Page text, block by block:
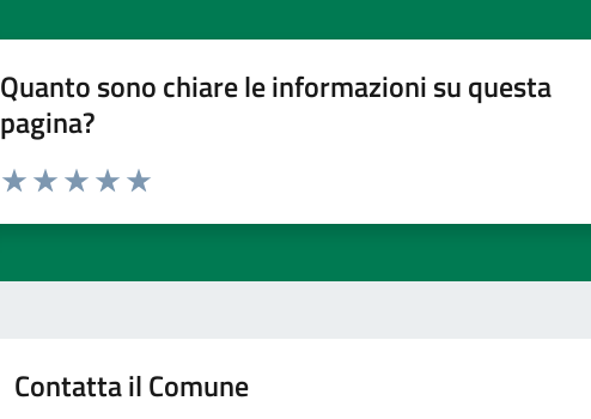
Quanto sono chiare le informazioni su questa
pagina?
Contatta il Comune